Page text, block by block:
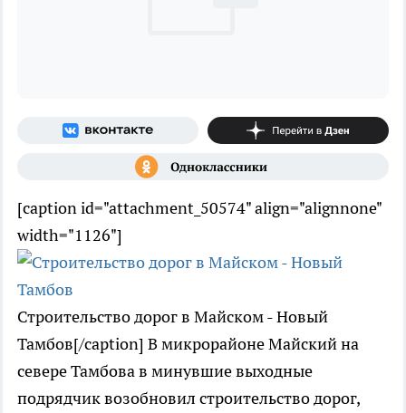
[caption id="attachment_50574" align="alignnone"
width="1126"]
Строительство дорог в Майском - Новый
Тамбов[/caption] В микрорайоне Майский на
севере Тамбова в минувшие выходные
подрядчик возобновил строительство дорог,